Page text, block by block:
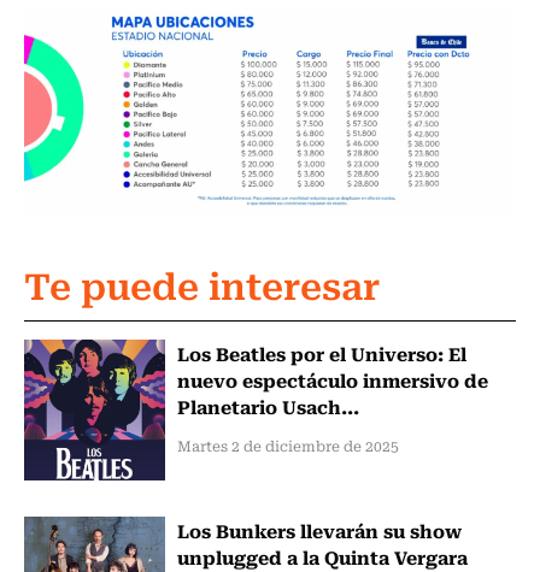
Te puede interesar
Los Beatles por el Universo: El
nuevo espectáculo inmersivo de
Planetario Usach...
Martes 2 de diciembre de 2025
Los Bunkers llevarán su show
unplugged a la Quinta Vergara